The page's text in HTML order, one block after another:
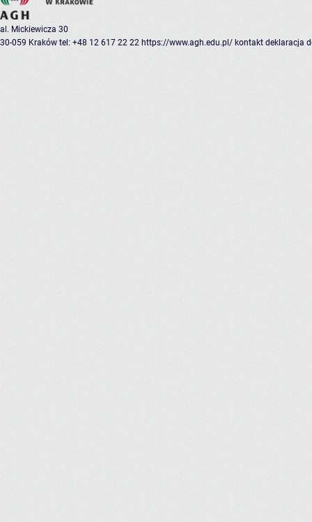
al. Mickiewicza 30
30-059 Kraków tel: +48 12 617 22 22 https://www.agh.edu.pl/ kontakt deklaracja